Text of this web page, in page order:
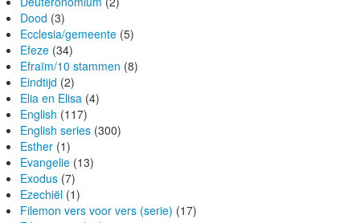
Dood (3)
Ecclesia/gemeente (5)
Efeze (34)
Efraïm/10 stammen (8)
Eindtijd (2)
Elia en Elisa (4)
English (117)
English series (300)
Esther (1)
Evangelie (13)
Exodus (7)
Ezechiël (1)
Filemon vers voor vers (serie) (17)